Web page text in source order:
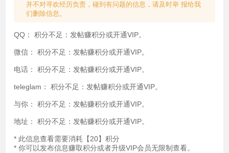
并不对寻欢经历负责，碰到有问题的信息，请及时举 报给我
们删除信息。
QQ： 积分不足：发帖赚积分或开通VIP。
微信： 积分不足：发帖赚积分或开通VIP。
电话： 积分不足：发帖赚积分或开通VIP。
teleglam： 积分不足：发帖赚积分或开通VIP。
与你： 积分不足：发帖赚积分或开通VIP。
地址： 积分不足：发帖赚积分或开通VIP。
* 此信息查看需要消耗【20】积分
* 你可以发布信息赚取积分或者升级VIP会员无限制查看。